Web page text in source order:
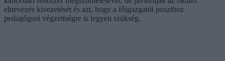
elnevezés kivezetését és azt, hogy a főigazgatói poszthoz
pedagógusi végzettségre is legyen szükség.